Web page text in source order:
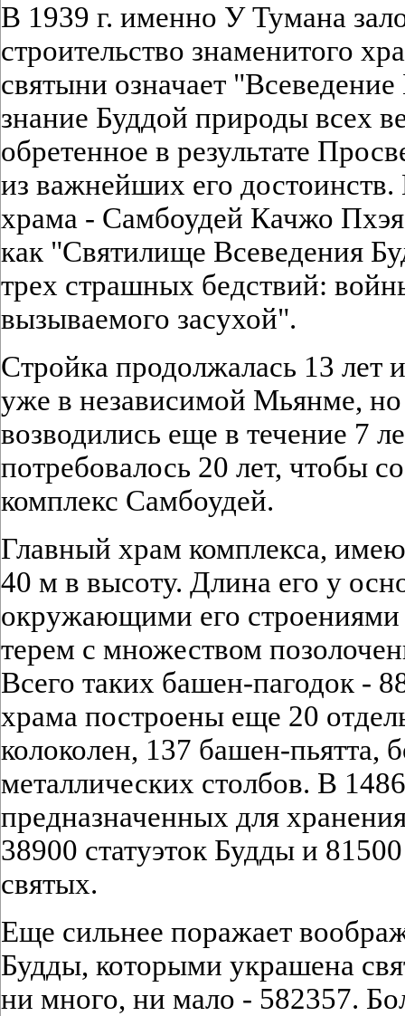
В 1939 г. именно У Тумана
строительство знаменитого
святыни означает
знание Буддой природы всех
обретенное в результате
из важнейших его
храма - Самбоудей Качжо
как "Святилище Всеведения
трех страшных бедствий:
вызываемого засухой".
Стройка продолжалась 13 лет
уже в независимой Мьянме,
возводились еще в течение 7
потребовалось 20 лет, чтобы
комплекс Самбоудей.
Главный храм комплекса,
40 м в высоту. Длина его у
окружающими его строениями
терем с множеством
Всего таких башен-пагодок -
храма построены еще 20
колоколен, 137 башен-пьятта,
металлических столбов. В
предназначенных для
38900 статуэток Будды и
святых.
Еще сильнее поражает
Будды, которыми украшена
ни много, ни мало - 582357.